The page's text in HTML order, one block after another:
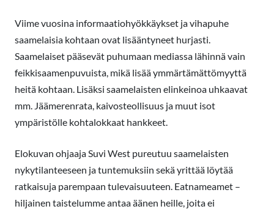
Viime vuosina informaatiohyökkäykset ja vihapuhe
saamelaisia kohtaan ovat lisääntyneet hurjasti.
Saamelaiset pääsevät puhumaan mediassa lähinnä vain
feikkisaamenpuvuista, mikä lisää ymmärtämättömyyttä
heitä kohtaan. Lisäksi saamelaisten elinkeinoa uhkaavat
mm. Jäämerenrata, kaivosteollisuus ja muut isot
ympäristölle kohtalokkaat hankkeet.
Elokuvan ohjaaja Suvi West pureutuu saamelaisten
nykytilanteeseen ja tuntemuksiin sekä yrittää löytää
ratkaisuja parempaan tulevaisuuteen. Eatnameamet –
hiljainen taistelumme antaa äänen heille, joita ei